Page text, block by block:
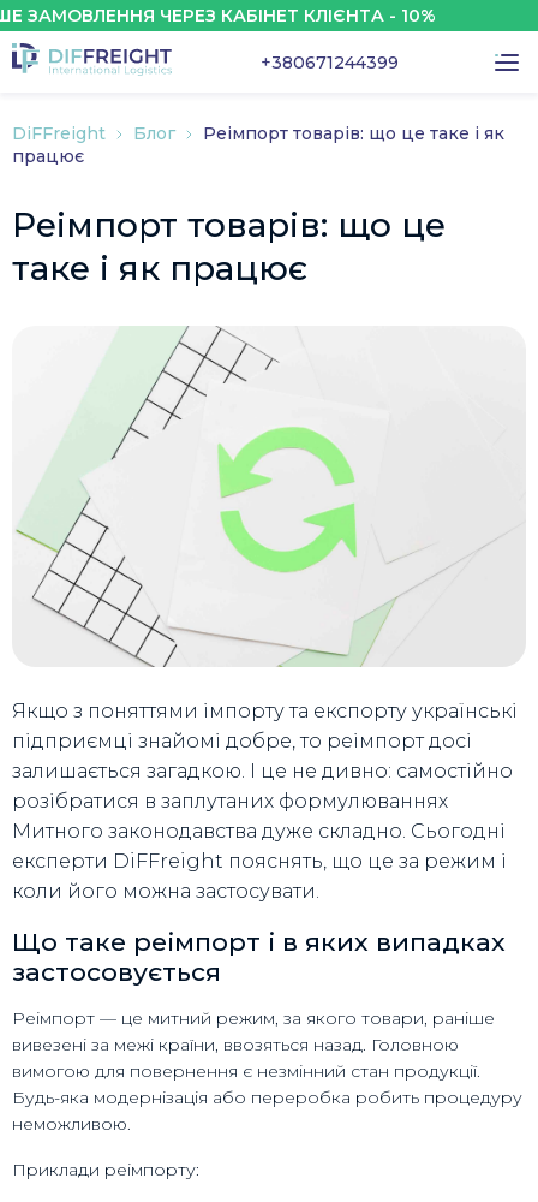
ЧЕРЕЗ КАБІНЕТ КЛІЄНТА - 10%
+380671244399
DiFFreight Блог
Реімпорт товарів: що це таке і як
працює
Реімпорт товарів: що це
таке і як працює
Якщо з поняттями імпорту та експорту українські
підприємці знайомі добре, то реімпорт досі
залишається загадкою. І це не дивно: самостійно
розібратися в заплутаних формулюваннях
Митного законодавства дуже складно. Сьогодні
експерти DiFFreight пояснять, що це за режим і
коли його можна застосувати.
Що таке реімпорт і в яких випадках
застосовується
Реімпорт — це митний режим, за якого товари, раніше
вивезені за межі країни, ввозяться назад. Головною
вимогою для повернення є незмінний стан продукції.
Будь-яка модернізація або переробка робить процедуру
неможливою.
Приклади реімпорту: